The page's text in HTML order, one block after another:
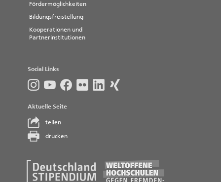
Fördermöglichkeiten
Bildungsfreistellung
Kooperationen und
Partnerinstitutionen
Social Links
Aktuelle Seite
teilen
drucken